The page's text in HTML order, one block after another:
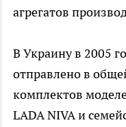
агрегатов
В Украину в 2005
отправлено в
комплектов
LADA NIVA и